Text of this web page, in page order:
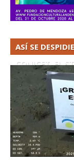
ASÍ SE
CONICET. EL